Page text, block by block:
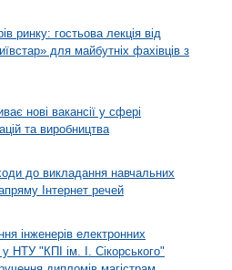
ринку: гостьова лекція від
для майбутніх фахівців з
нові вакансії у сфері
та виробництва
до викладання навчальних
Інтернет речей
інженерів електронних
у НТУ "КПІ ім. І. Сікорського"